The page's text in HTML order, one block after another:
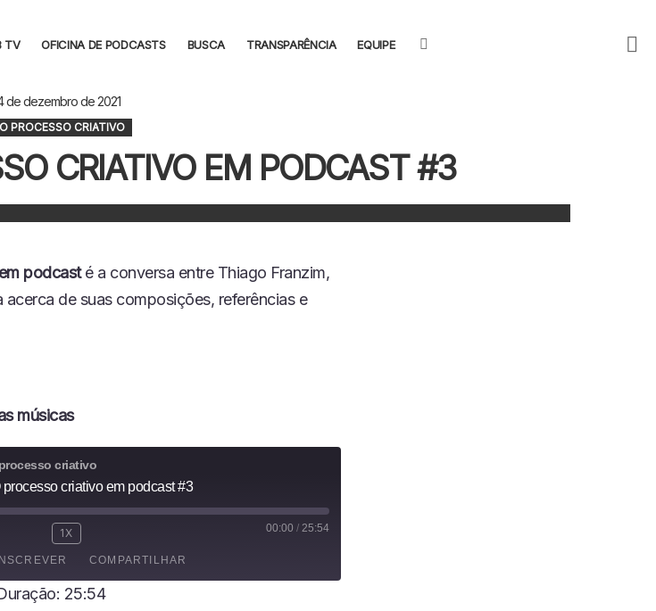
TV OFICINA DE PODCASTS BUSCA TRANSPARÊNCIA EQUIPE
de dezembro de 2021
PROCESSO CRIATIVO
CRIATIVO EM PODCAST #3
podcasté a conversa entre Thiago Franzim,
de suas composições, referências e
músicas
criativo
processo criativo em podcast #3
1X 00:00 / 25:54
COMPARTILHAR
25:54